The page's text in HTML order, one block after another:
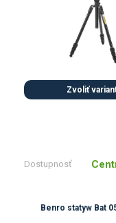
Zvoliť
Dostupnosť
Benro statyw Bat